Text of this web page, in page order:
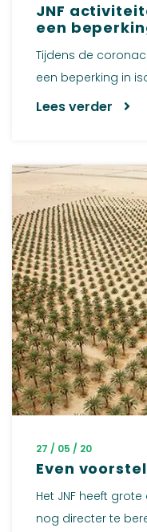
JNF
een
Tijdens de
een beperking in
Lees verder
27 / 05 / 20
Even
Het JNF heeft
nog directer te